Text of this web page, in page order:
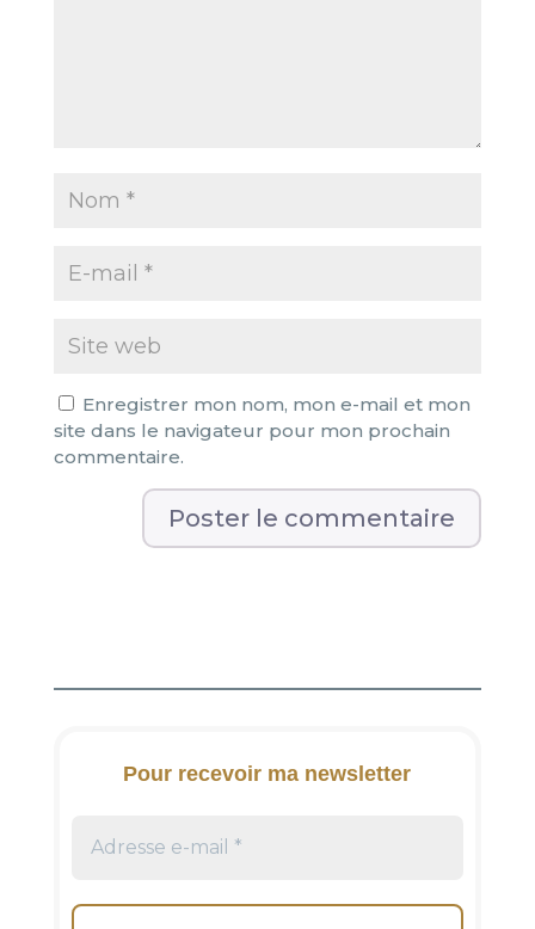
Enregistrer mon nom, mon e-mail et mon
site dans le navigateur pour mon prochain
commentaire.
n
Pour recevoir ma newsletter